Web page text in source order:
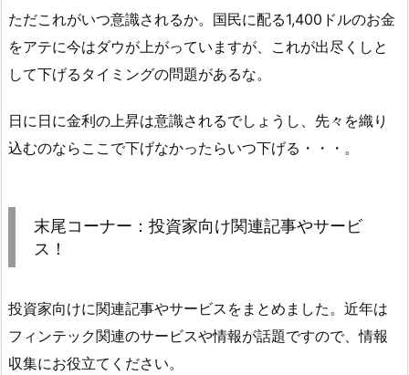
ただこれがいつ意識されるか。国民に配る1,400ドルのお金
をアテに今はダウが上がっていますが、これが出尽くしと
して下げるタイミングの問題があるな。
日に日に金利の上昇は意識されるでしょうし、先々を織り
込むのならここで下げなかったらいつ下げる・・・。
末尾コーナー：投資家向け関連記事やサービ
ス！
投資家向けに関連記事やサービスをまとめました。近年は
フィンテック関連のサービスや情報が話題ですので、情報
収集にお役立てください。